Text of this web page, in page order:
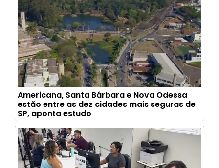
Americana, Santa Bárbara e Nova Odessa
estão entre as dez cidades mais seguras de
SP, aponta estudo